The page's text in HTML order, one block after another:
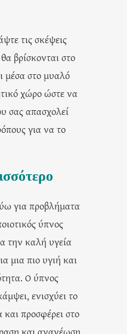
τις σκέψεις
βρίσκονται στο
μέσα στο μυαλό
χώρο ώστε να
σας απασχολεί
για να το
για προβλήματα
ύπνος
την καλή υγεία
μια πιο υγιή και
Ο ύπνος
ενισχύει το
προσφέρει στο
και ανανέωση.